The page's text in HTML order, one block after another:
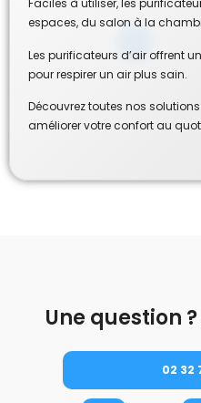
Faciles à utiliser, les
espaces, du salon à la
Les purificateurs d’air offrent
pour respirer un air plus sain.
Découvrez toutes nos
améliorer votre confort au
Une question
02 32